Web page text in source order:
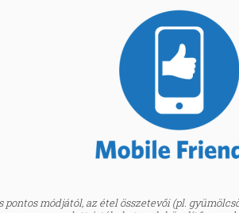
módjától, az étel összetevői (pl.